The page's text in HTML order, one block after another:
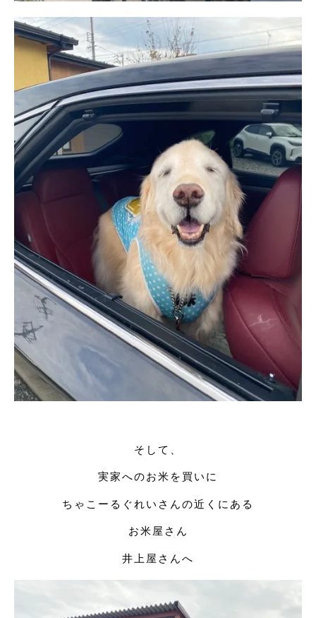
そして、
実家へのお米を買いに
ちゃこーるぐれいさんの近くにある
お米屋さん
井上屋さんへ